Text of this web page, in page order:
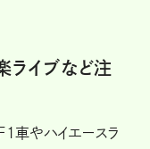
イブなど注
車やハイエースラ